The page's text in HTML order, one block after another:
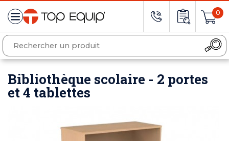
0
Bibliothèque scolaire - 2 portes
et 4 tablettes